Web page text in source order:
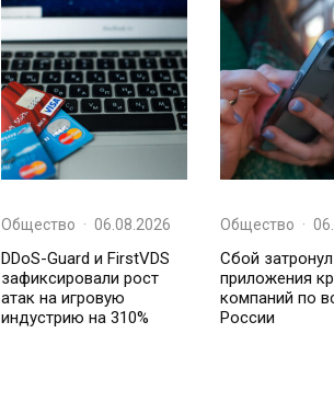
Общество · 06.08.2026
DDoS-Guard и FirstVDS
зафиксировали рост
атак на игровую
индустрию на 310%
Общество ·
Сбой
приложения
компаний по
России